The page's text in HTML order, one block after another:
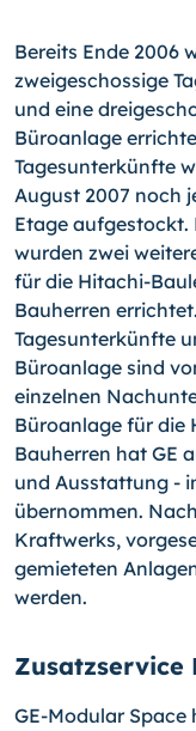
Bereits Ende 2006
zweigeschossige
und eine
Büroanlage
Tagesunterkünfte
August 2007 noch
Etage aufgestockt.
wurden zwei
für die Hitachi-
Bauherren
Tagesunterkünfte
Büroanlage sind
einzelnen
Büroanlage für die
Bauherren hat GE
und Ausstattung -
übernommen.
Kraftwerks,
gemieteten
werden.
Zusatzservice
GE-Modular